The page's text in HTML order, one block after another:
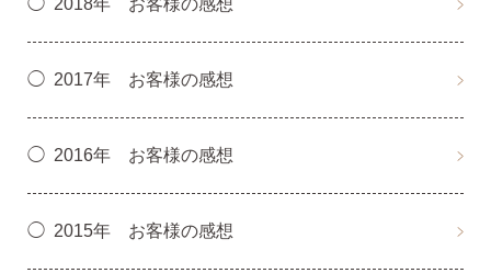
2017年 お客様の感想
2016年 お客様の感想
2015年 お客様の感想